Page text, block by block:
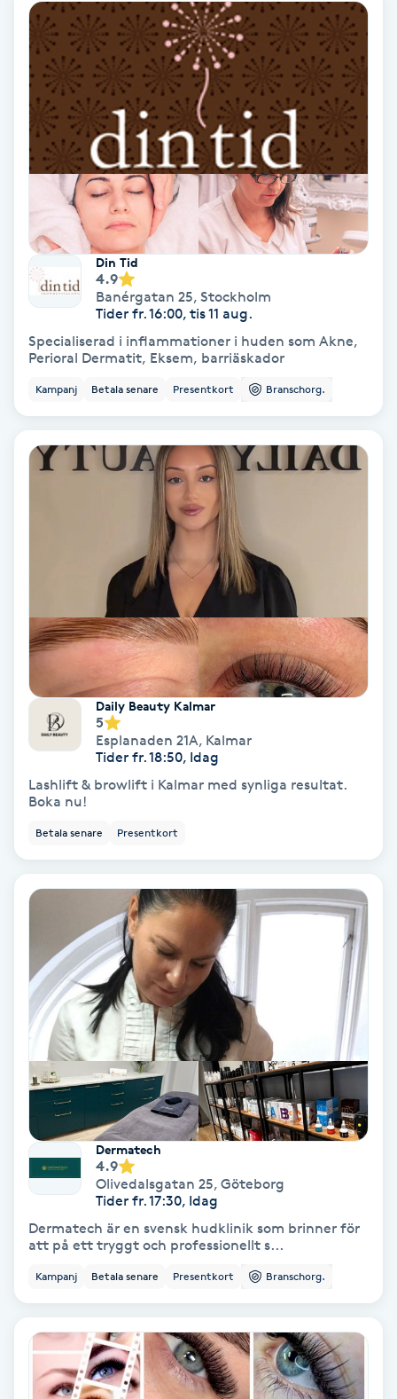
Ansiktsbehandling djuprengörande
Babylights
Balayage
Bambumassage
Barber
Barnklippning
BIAB
Blowout
Bröllopsuppsättning
Celluliter
Coachning
Color correction
Damklippning
Dermapen
Diamantslipning
Enzympeeling
Extensions
Extensions borttagning
Eyeliner-tatuering
Faceliftmassage
Din Tid
4.9
Banérgatan 25, Stockholm
Tider fr. 16:00, tis 11 aug.
Specialiserad i inflammationer i huden som Akne,
Perioral Dermatit, Eksem, barriäskador
Kampanj Betala senare Presentkort Branschorg.
Daily Beauty Kalmar
5
Esplanaden 21A, Kalmar
Tider fr. 18:50, Idag
Lashlift & browlift i Kalmar med synliga resultat.
Boka nu!
Betala senare Presentkort
Dermatech
4.9
Olivedalsgatan 25, Göteborg
Tider fr. 17:30, Idag
Dermatech är en svensk hudklinik som brinner för
att på ett tryggt och professionellt s...
Kampanj Betala senare Presentkort Branschorg.